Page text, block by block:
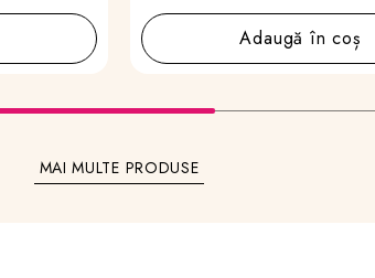
MAI MULTE PRODUSE